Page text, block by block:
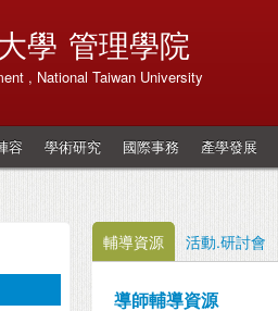
學 管理學院
, National Taiwan University
容 學術研究 國際事務 產學發展
輔導資源 活動.研討會
導師輔導資源